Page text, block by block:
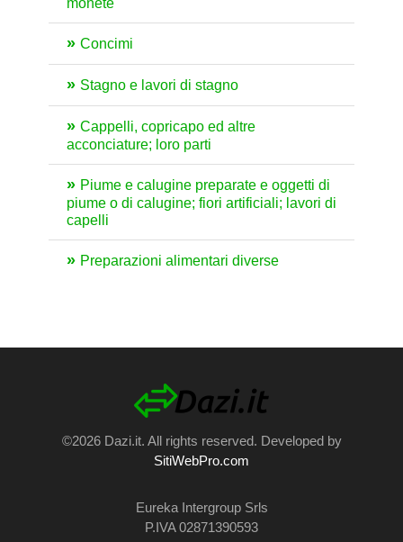
monete
Concimi
Stagno e lavori di stagno
Cappelli, copricapo ed altre
acconciature; loro parti
Piume e calugine preparate e oggetti di
piume o di calugine; fiori artificiali; lavori di
capelli
Preparazioni alimentari diverse
©2026 Dazi.it. All rights reserved. Developed by
SitiWebPro.com
Eureka Intergroup Srls
P.IVA 02871390593